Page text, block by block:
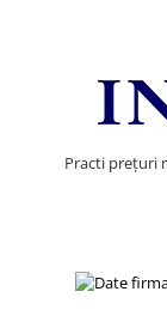
Practi prețuri